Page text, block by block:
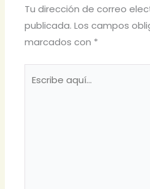
Tu dirección de correo
publicada. Los campos
marcados con *